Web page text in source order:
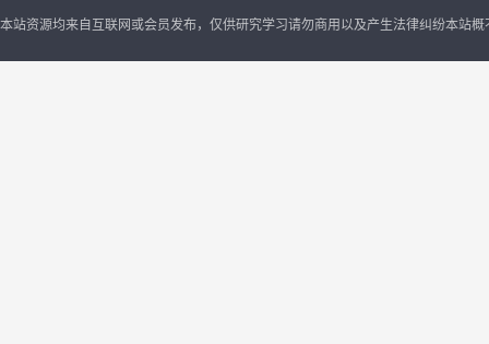
本站资源均来自互联网或会员发布，仅供研究学习请勿商用以及产生法律纠纷本站